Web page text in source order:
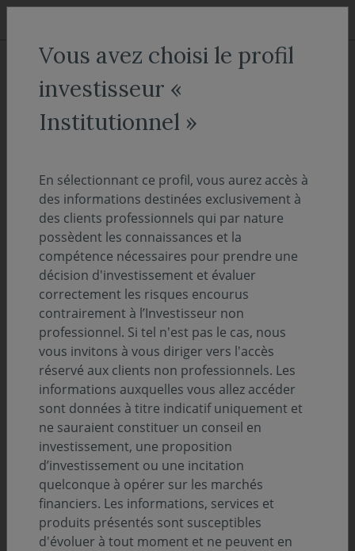
Aller au menu
Aller au contenu
ACCUEIL Actualités Evénements
Marchés financiers : regard de
Zoom Invest
EVÉNEMENTS 11 septembre 2025
Temps de lecture :1min
Jacques-André Nadal, Directeur Adjoint des
Gestions, a participé à la dernière table ronde
de Zoom Invest ce mercredi 10 septembre
sur le thème « Marchés financiers : quelles
perspectives pour la fin d’année ? »
Il y partage l’analyse de Covéa Finance sur :
🔹 Le contexte macroéconomique actuel
🔹 Les perspectives d’évolution d’ici la fin d’année
🔹 Les solutions d’investissement à privilégier
dans ce contexte
Vous avez choisi le profil
investisseur «
Institutionnel »
En sélectionnant ce profil, vous aurez accès à
des informations destinées exclusivement à
des clients professionnels qui par nature
possèdent les connaissances et la
compétence nécessaires pour prendre une
décision d'investissement et évaluer
correctement les risques encourus
contrairement à l’Investisseur non
professionnel. Si tel n'est pas le cas, nous
vous invitons à vous diriger vers l'accès
réservé aux clients non professionnels. Les
informations auxquelles vous allez accéder
sont données à titre indicatif uniquement et
ne sauraient constituer un conseil en
investissement, une proposition
d’investissement ou une incitation
quelconque à opérer sur les marchés
financiers. Les informations, services et
produits présentés sont susceptibles
d'évoluer à tout moment et ne peuvent en